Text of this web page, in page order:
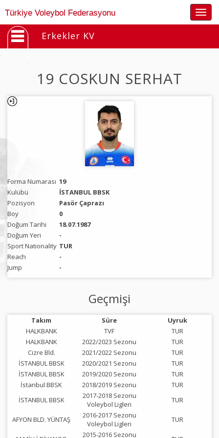
Türkiye Voleybol Federasyonu
Erkekler KV
19 COSKUN SERHAT
Forma Numarası 19
Kulübü
İSTANBUL BBSK
Pozisyon
Pasör Çaprazı
Boy
0
Doğum Tarihi
18.07.1987
Doğum Yeri
-
Sport Nationality TUR
Reach
-
Jump
-
Geçmişi
Takım Süre
Uyruk
HALKBANK
TVF
TUR
HALKBANK
2022/2023 Sezonu
TUR
Cizre Bld.
2021/2022 Sezonu
TUR
İSTANBUL BBSK
2020/2021 Sezonu
TUR
İSTANBUL BBSK
2019/2020 Sezonu
TUR
İstanbul BBSK
2018/2019 Sezonu
TUR
İSTANBUL BBSK
2017-2018 Sezonu
Voleybol Ligleri
TUR
AFYON BLD. YÜNTAŞ
2016-2017 Sezonu
Voleybol Ligleri
TUR
2015-2016 Sezonu